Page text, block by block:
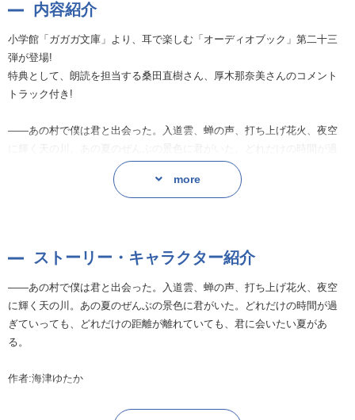
内容紹介
小学館「ガガガ文庫」より、耳で楽しむ「オーディオブック」第二十三
弾が登場!
特典として、朗読を担当する桑田直樹さん、厚木那奈美さんのコメント
トラック付き!
——あの村で僕は君と出会った。入道雲、蝉の声、打ち上げ花火、夜空
に輝く天の川。あの夏のぜんぶの景色に君がいた。どれだけの時間が過
ぎていっても、どれだけの距離が離れていても、君に会いたい夏があ
more
ストーリー・キャラクター紹介
——あの村で僕は君と出会った。入道雲、蝉の声、打ち上げ花火、夜空
に輝く天の川。あの夏のぜんぶの景色に君がいた。どれだけの時間が過
ぎていっても、どれだけの距離が離れていても、君に会いたい夏があ
る。
作者:海津ゆたか